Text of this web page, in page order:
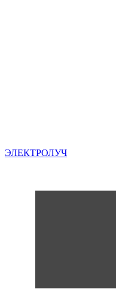
ЭЛЕКТРОЛУЧ